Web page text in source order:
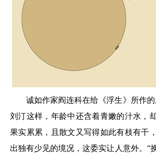
诚如作家阎连科在给《浮生》所作
刘汀这样，年龄中还含着青嫩的汁水，
果实累累，且散文又写得如此有枝有干
出独有少见的境况，这委实让人意外。”